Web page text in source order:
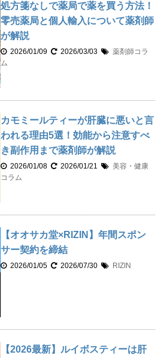
処方箋なしで薬局で薬を買う方法！
零売薬局と個人輸入について薬剤師
が解説
2026/01/09 2026/03/03
薬剤師コラ
ム
カモミールティーが肝臓に悪いと言
われる理由5選！効能から注意すべ
き副作用まで薬剤師が解説
2026/01/08 2026/01/21
美容・健康
コラム
【オオサカ堂×RIZIN】年間スポン
サー契約を締結
2026/01/05 2026/07/30 RIZIN
【2026最新】ルイボスティーは肝